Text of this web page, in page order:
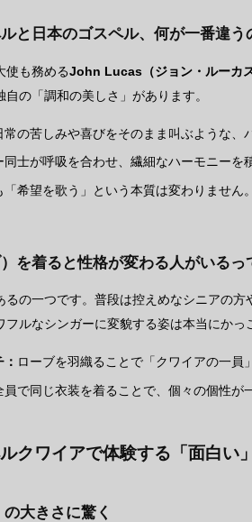
と日本のゴスペル、何が一番違う
使も務めるJohn Lucas（ジョン・ルーカス
の「調和の美しさ」があります。
常の苦しみや喜びをそのまま叫ぶような、
同士が呼吸を合わせ、繊細なハーモニーを
「希望を歌う」という本質は変わりませ
を着ると性格が変わる人がいるっ
るの一つです。普段は控えめなシニアの
ルなシンガーに変貌する姿は本当にかっ
ローブを羽織ることで「クワイアの一員
員で同じ衣装を着ることで、個々の個性が
クワイアで体験する「面白い
大きさに驚く